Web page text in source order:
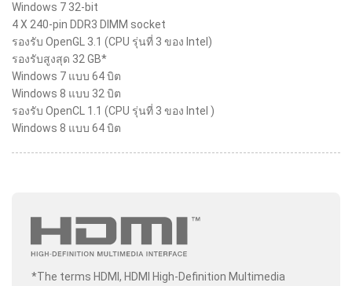
Windows 7 32-bit
4 X 240-pin DDR3 DIMM socket
รองรับ OpenGL 3.1 (CPU รุ่นที่ 3 ของ Intel)
รองรับสูงสุด 32 GB*
Windows 7 แบบ 64 บิต
Windows 8 แบบ 32 บิต
รองรับ OpenCL 1.1 (CPU รุ่นที่ 3 ของ Intel )
Windows 8 แบบ 64 บิต
*The terms HDMI, HDMI High-Definition Multimedia